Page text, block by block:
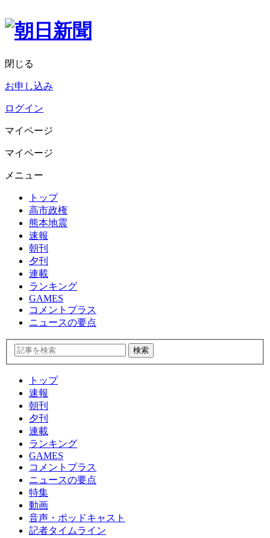
閉じる
お申し込み
ログイン
マイページ
マイページ
メニュー
トップ
高市政権
熊本地震
速報
朝刊
夕刊
連載
ランキング
GAMES
コメントプラス
ニュースの要点
トップ
速報
朝刊
夕刊
連載
ランキング
GAMES
コメントプラス
ニュースの要点
特集
動画
音声・ポッドキャスト
記者タイムライン